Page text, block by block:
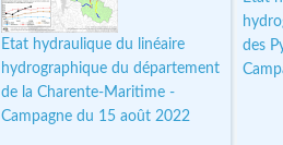
Etat hydraulique du linéaire
hydrographique du département
de la Charente-Maritime -
Campagne du 15 août 2022
des